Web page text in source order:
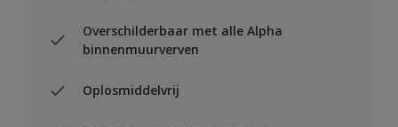
Overschilderbaar met alle Alpha
binnenmuurverven
Oplosmiddelvrij